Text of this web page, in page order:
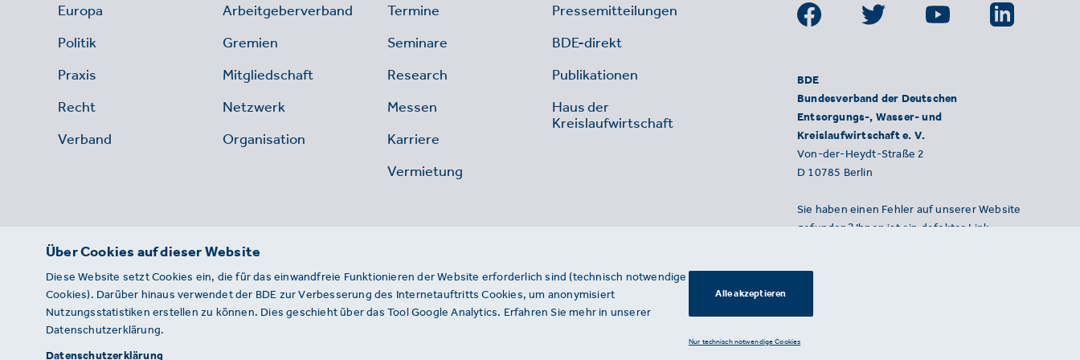
Europa
Politik
Praxis
Recht
Verband
Arbeitgeberverband
Gremien
Mitgliedschaft
Netzwerk
Organisation
Termine
Seminare
Research
Messen
Karriere
Vermietung
Pressemitteilungen
BDE-direkt
Publikationen
Haus der
Kreislaufwirtschaft
BDE
Bundesverband der Deutschen
Entsorgungs-, Wasser- und
Kreislaufwirtschaft e. V.
Von-der-Heydt-Straße 2
D 10785 Berlin
Sie haben einen Fehler auf unserer Website
gefunden? Ihnen ist ein defekter Link
© 2026 · BDE
Über Cookies auf dieser Website
Diese Website setzt Cookies ein, die für das einwandfreie Funktionieren der Website erforderlich sind (technisch notwendige
Cookies). Darüber hinaus verwendet der BDE zur Verbesserung des Internetauftritts Cookies, um anonymisiert
Nutzungsstatistiken erstellen zu können. Dies geschieht über das Tool Google Analytics. Erfahren Sie mehr in unserer
Datenschutzerklärung.
Datenschutzerklärung
Alle akzeptieren
Nur technisch notwendige Cookies